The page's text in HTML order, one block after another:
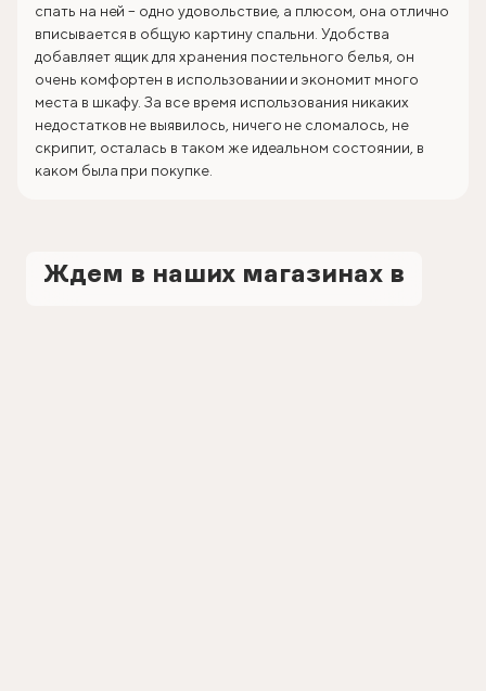
спать на ней – одно удовольствие, а плюсом, она отлично
вписывается в общую картину спальни. Удобства
добавляет ящик для хранения постельного белья, он
очень комфортен в использовании и экономит много
места в шкафу. За все время использования никаких
недостатков не выявилось, ничего не сломалось, не
скрипит, осталась в таком же идеальном состоянии, в
каком была при покупке.
Ждем в наших магазинах в